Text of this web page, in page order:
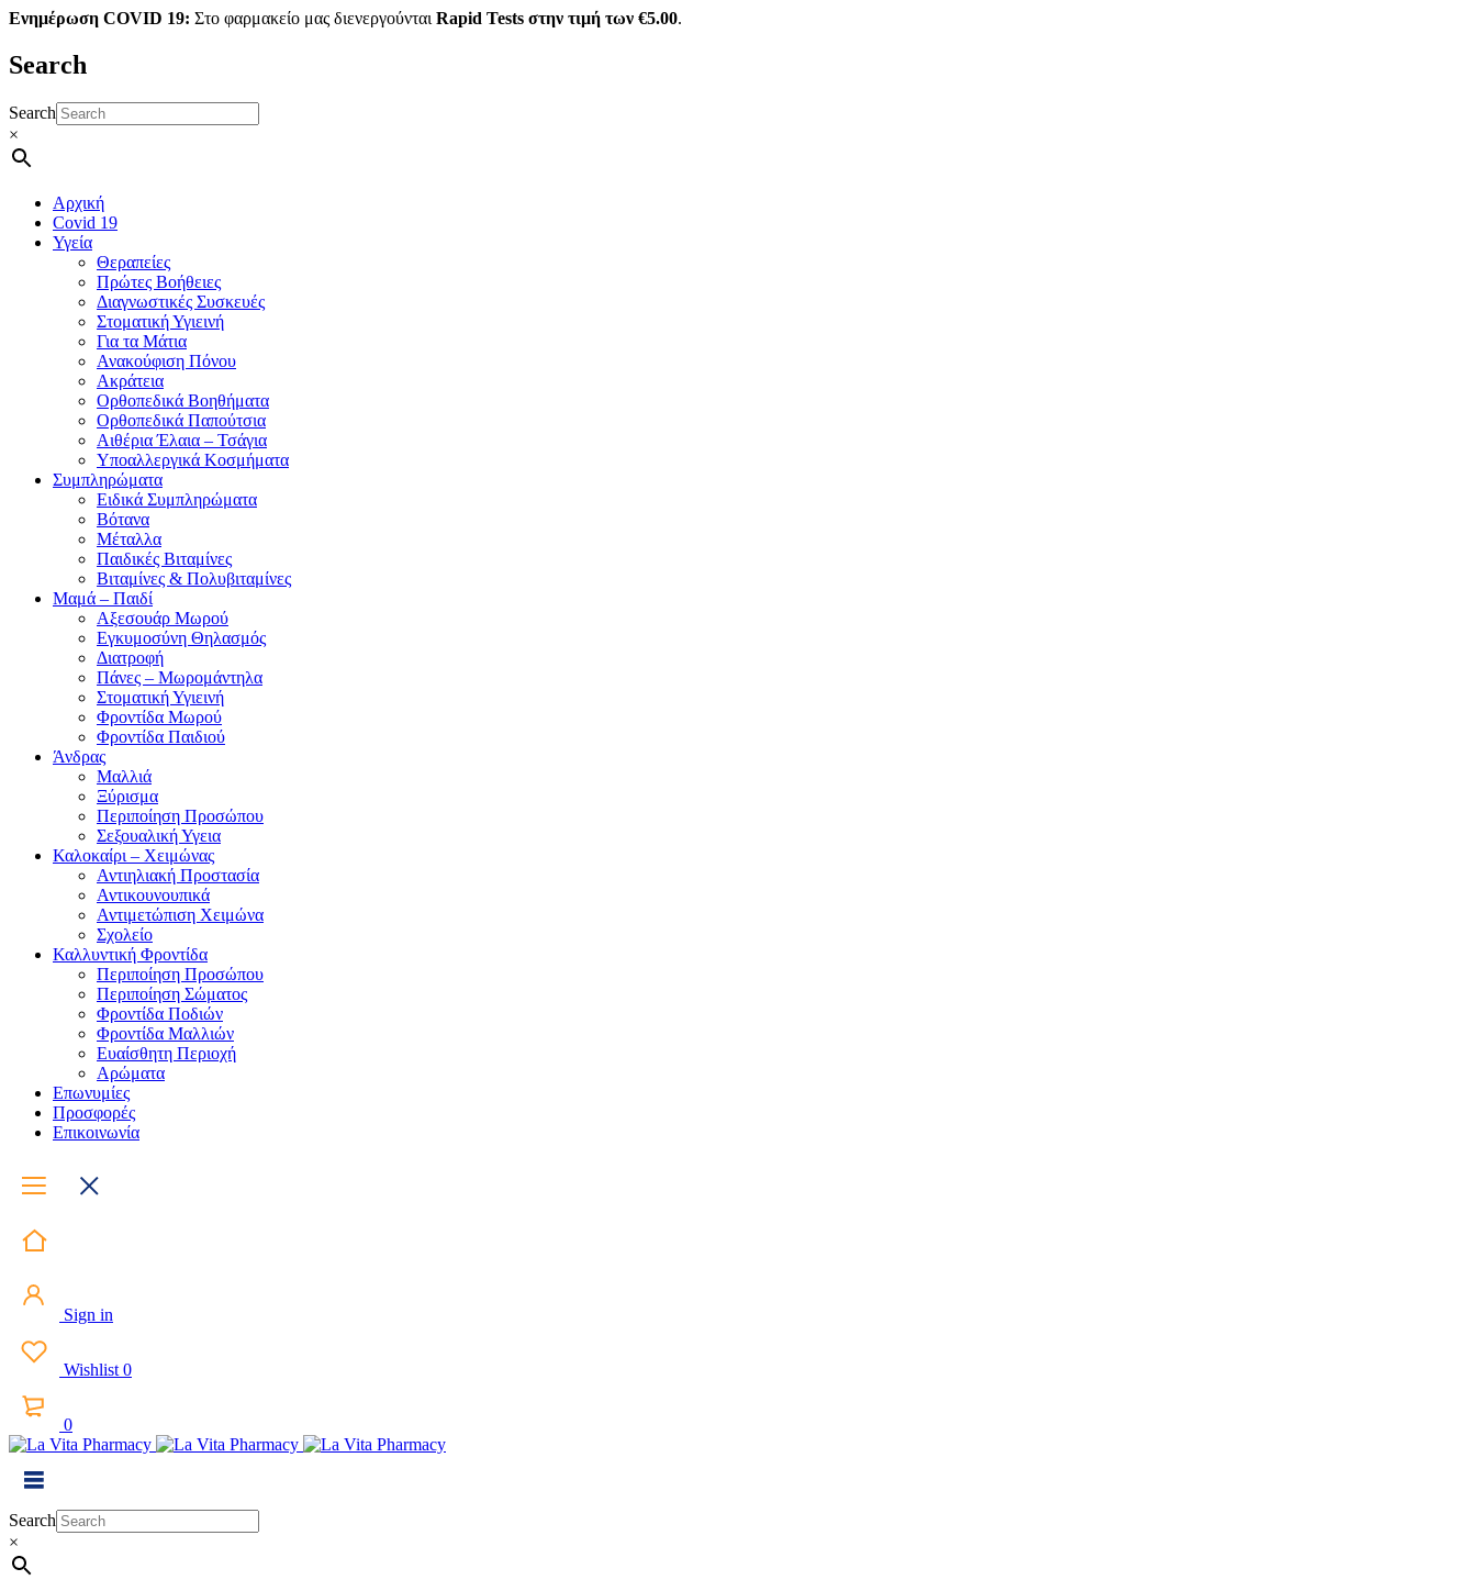
Ενημέρωση COVID 19: Στο φαρμακείο μας διενεργούνται Rapid Tests στην τιμή των €5.00.
Search
Search
×
Αρχική
Covid 19
Υγεία
Θεραπείες
Πρώτες Βοήθειες
Διαγνωστικές Συσκευές
Στοματική Υγιεινή
Για τα Μάτια
Ανακούφιση Πόνου
Ακράτεια
Ορθοπεδικά Βοηθήματα
Ορθοπεδικά Παπούτσια
Αιθέρια Έλαια – Τσάγια
Υποαλλεργικά Κοσμήματα
Συμπληρώματα
Ειδικά Συμπληρώματα
Βότανα
Μέταλλα
Παιδικές Βιταμίνες
Βιταμίνες & Πολυβιταμίνες
Μαμά – Παιδί
Αξεσουάρ Μωρού
Εγκυμοσύνη Θηλασμός
Διατροφή
Πάνες – Μωρομάντηλα
Στοματική Υγιεινή
Φροντίδα Μωρού
Φροντίδα Παιδιού
Άνδρας
Μαλλιά
Ξύρισμα
Περιποίηση Προσώπου
Σεξουαλική Υγεια
Καλοκαίρι – Χειμώνας
Αντιηλιακή Προστασία
Αντικουνουπικά
Αντιμετώπιση Χειμώνα
Σχολείο
Καλλυντική Φροντίδα
Περιποίηση Προσώπου
Περιποίηση Σώματος
Φροντίδα Ποδιών
Φροντίδα Μαλλιών
Ευαίσθητη Περιοχή
Αρώματα
Επωνυμίες
Προσφορές
Επικοινωνία
Sign in
Wishlist 0
0
Search
×